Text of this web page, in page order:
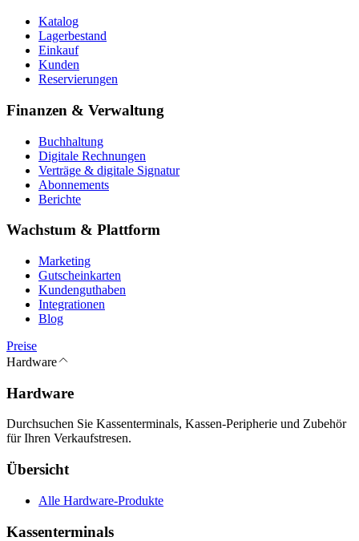
Katalog
Lagerbestand
Einkauf
Kunden
Reservierungen
Finanzen & Verwaltung
Buchhaltung
Digitale Rechnungen
Verträge & digitale Signatur
Abonnements
Berichte
Wachstum & Plattform
Marketing
Gutscheinkarten
Kundenguthaben
Integrationen
Blog
Preise
Hardware
Hardware
Durchsuchen Sie Kassenterminals, Kassen-Peripherie und Zubehör
für Ihren Verkaufstresen.
Übersicht
Alle Hardware-Produkte
Kassenterminals